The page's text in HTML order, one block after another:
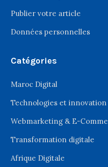
Publier votre article
Données personnelles
Catégories
Maroc Digital
Technologies et innovation
Webmarketing & E-
Transformation digitale
Afrique Digitale